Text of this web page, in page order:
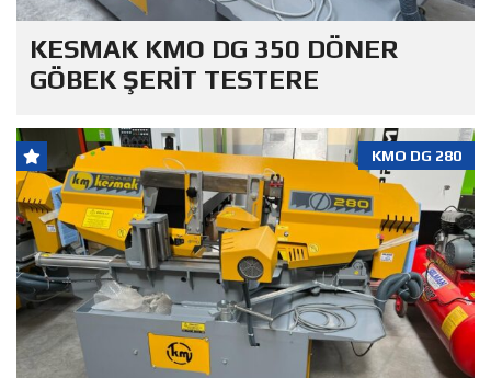
KESMAK KMO DG 350 DÖNER
GÖBEK ŞERİT TESTERE
KMO DG 280